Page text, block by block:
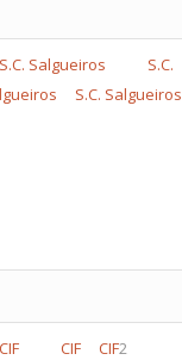
S.C.
S.C. Salgueiros
CIF CIF2